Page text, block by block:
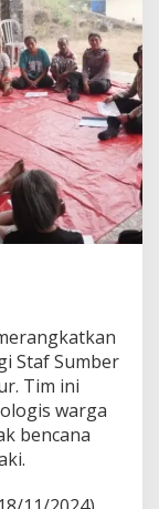
Staf Sumber
Tim ini
warga
bencana